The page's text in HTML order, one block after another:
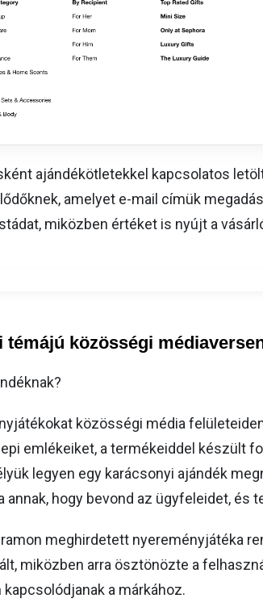
ajándékötletekkel kapcsolatos
amelyet e-mail címük
miközben értéket is nyújt a
témájú közösségi
közösségi média
emlékeiket, a termékeiddel készült
legyen egy karácsonyi ajándék
annak, hogy bevond az ügyfeleidet, és
meghirdetett nyereményjátéka
miközben arra ösztönözte a
a márkához.